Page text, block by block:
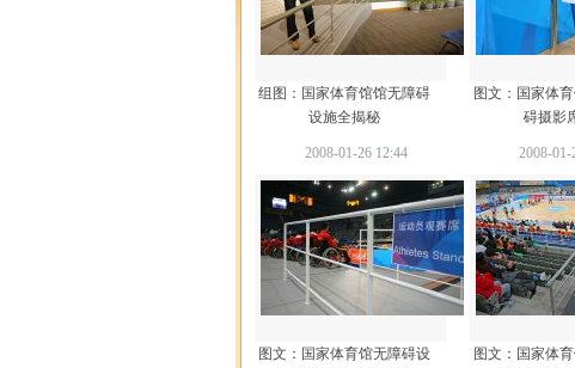
组图：国家体育馆馆无障碍
设施全揭秘
2008-01-26 12:44
图文：国家体
碍摄影
2008-01-
图文：国家体育馆无障碍设
图文：国家体